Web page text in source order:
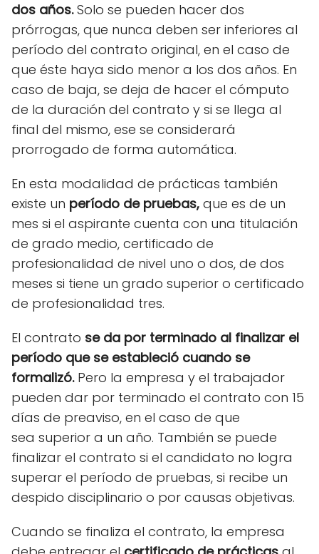
dos años.Solo se pueden hacer dos
prórrogas, que nunca deben ser inferiores al
período del contrato original, en el caso de
que éste haya sido menor a los dos años. En
caso de baja, se deja de hacer el cómputo
de la duración del contrato y si se llega al
final del mismo, ese se considerará
prorrogado de forma automática.
En esta modalidad de prácticas también
existe un período de pruebas, que es de un
mes si el aspirante cuenta con una titulación
de grado medio, certificado de
profesionalidad de nivel uno o dos, de dos
meses si tiene un grado superior o certificado
de profesionalidad tres.
El contrato se da por terminado al finalizar el
período que se estableció cuando se
formalizó.Pero la empresa y el trabajador
pueden dar por terminado el contrato con 15
días de preaviso, en el caso de que
sea superior a un año. También se puede
finalizar el contrato si el candidato no logra
superar el período de pruebas, si recibe un
despido disciplinario o por causas objetivas.
Cuando se finaliza el contrato, la empresa